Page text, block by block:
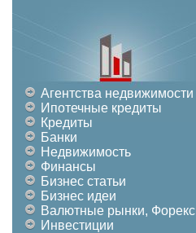
Агентства недвижимости
Ипотечные кредиты
Кредиты
Банки
Недвижимость
Финансы
Бизнес статьи
Бизнес идеи
Валютные рынки, Форекс
Инвестиции